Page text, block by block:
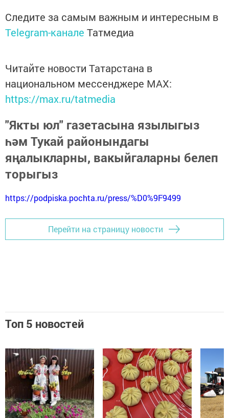
Следите за самым важным и интересным в
Telegram-канале Татмедиа
Читайте новости Татарстана в
национальном мессенджере MАХ:
https://max.ru/tatmedia
"Якты юл" газетасына язылыгыз
һәм Тукай районындагы
яңалыкларны, вакыйгаларны белеп
торыгыз
https://podpiska.pochta.ru/press/%D0%9F9499
Перейти на страницу новости
Топ 5 новостей